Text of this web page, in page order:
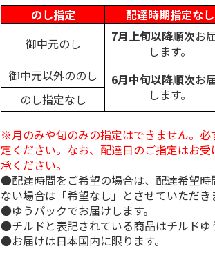
のし指定
配達時期指定なし
御中元のし
7月上旬以降順次お
します。
御中元以外ののし 6月中旬以降順次お
します。
のし指定なし
※月のみや旬のみの指定はできません。
定ください。なお、配達日のご指定はお
承ください。
●配達時間をご希望の場合は、配達希望時
ない場合は「希望なし」とさせていただき
●ゆうパックでお届けします。
●チルドと表記されている商品はチルドゆ
●お届けは日本国内に限ります。